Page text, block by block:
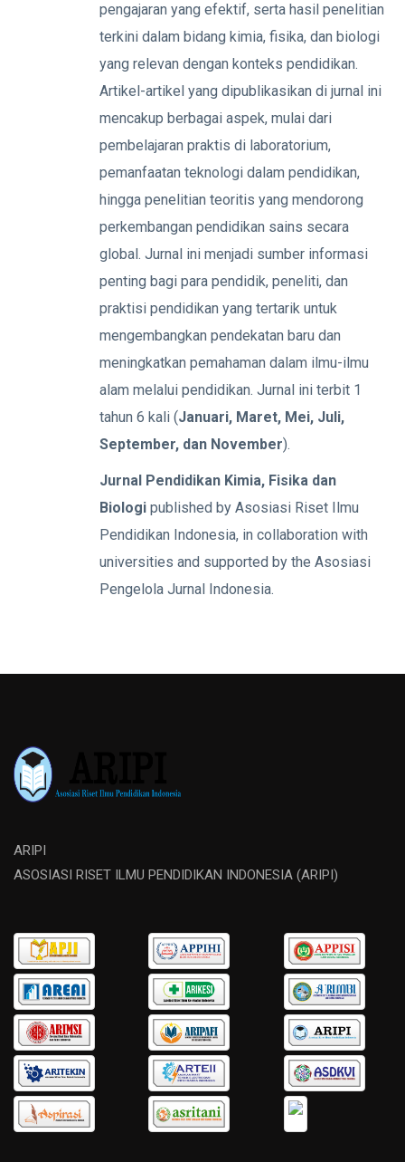
pengajaran yang efektif, serta hasil penelitian
terkini dalam bidang kimia, fisika, dan biologi
yang relevan dengan konteks pendidikan.
Artikel-artikel yang dipublikasikan di jurnal ini
mencakup berbagai aspek, mulai dari
pembelajaran praktis di laboratorium,
pemanfaatan teknologi dalam pendidikan,
hingga penelitian teoritis yang mendorong
perkembangan pendidikan sains secara
global. Jurnal ini menjadi sumber informasi
penting bagi para pendidik, peneliti, dan
praktisi pendidikan yang tertarik untuk
mengembangkan pendekatan baru dan
meningkatkan pemahaman dalam ilmu-ilmu
alam melalui pendidikan. Jurnal ini terbit 1
tahun 6 kali (Januari, Maret, Mei, Juli,
September, dan November).
Jurnal Pendidikan Kimia, Fisika dan
Biologi published by Asosiasi Riset Ilmu
Pendidikan Indonesia, in collaboration with
universities and supported by the Asosiasi
Pengelola Jurnal Indonesia.
ARIPI
ASOSIASI RISET ILMU PENDIDIKAN INDONESIA (ARIPI)